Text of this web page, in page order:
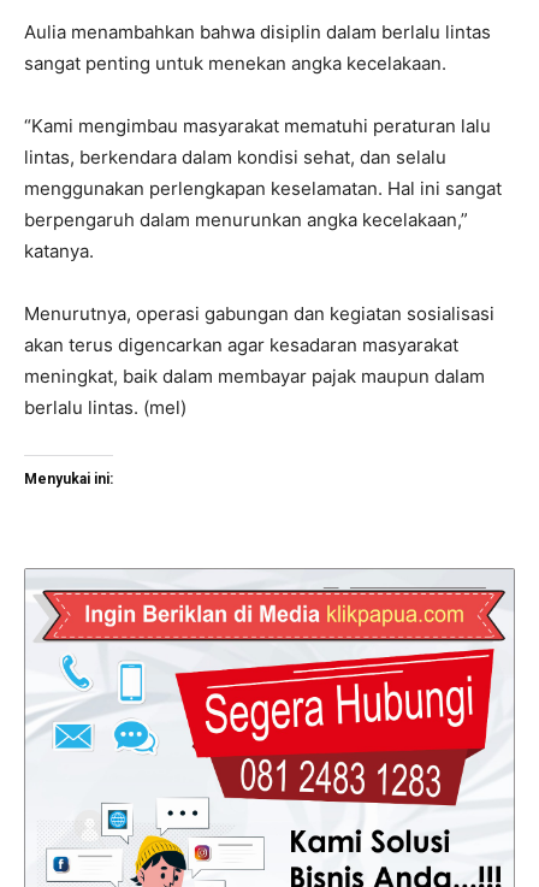
Aulia menambahkan bahwa disiplin dalam berlalu lintas
sangat penting untuk menekan angka kecelakaan.
“Kami mengimbau masyarakat mematuhi peraturan lalu
lintas, berkendara dalam kondisi sehat, dan selalu
menggunakan perlengkapan keselamatan. Hal ini sangat
berpengaruh dalam menurunkan angka kecelakaan,”
katanya.
Menurutnya, operasi gabungan dan kegiatan sosialisasi
akan terus digencarkan agar kesadaran masyarakat
meningkat, baik dalam membayar pajak maupun dalam
berlalu lintas. (mel)
Menyukai ini: